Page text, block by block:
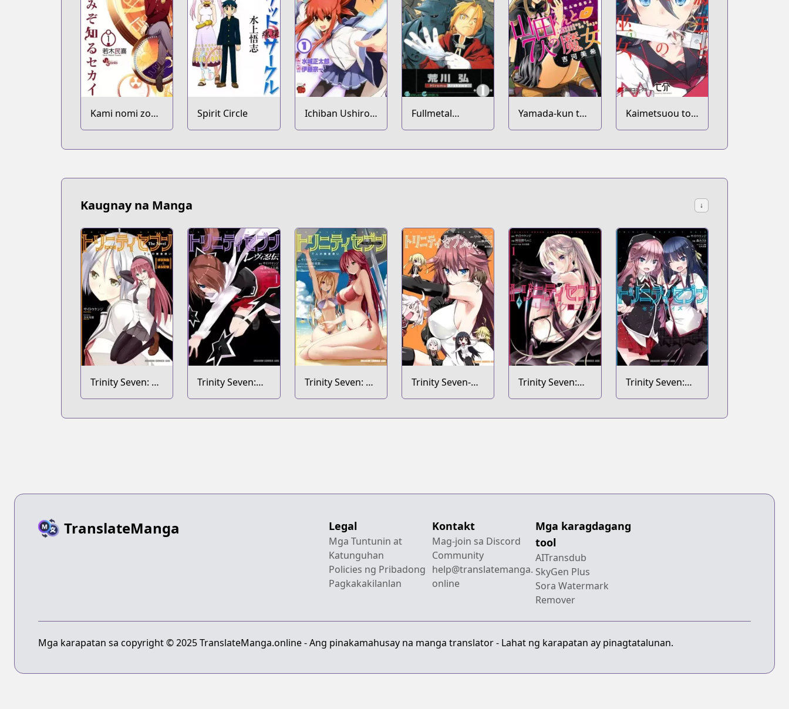
Kami nomi zo
Shiru Sekai
Spirit Circle
Ichiban Ushiro
no Daimaou
Fullmetal
Alchemist
Yamada-kun to
7-nin no Majo
Kaimetsuou to
12-nin no Hoshi
Kaugnay na Manga ↓
Trinity Seven: 7-
nin no
Trinity Seven:
Levi Ninden
Trinity Seven: 7-
nin no
Trinity Seven-
san
Trinity Seven:
Liese Chronicle
Trinity Seven:
Seven Days
TranslateManga Legal
Mga Tuntunin at
Katunguhan
Policies ng Pribadong
Pagkakakilanlan
Kontakt
Mag-join sa Discord
Community
help@translatemanga.
online
Mga karagdagang
tool
AITransdub
SkyGen Plus
Sora Watermark
Remover
Mga karapatan sa copyright © 2025 TranslateManga.online - Ang pinakamahusay na manga translator - Lahat ng karapatan ay pinagtatalunan.